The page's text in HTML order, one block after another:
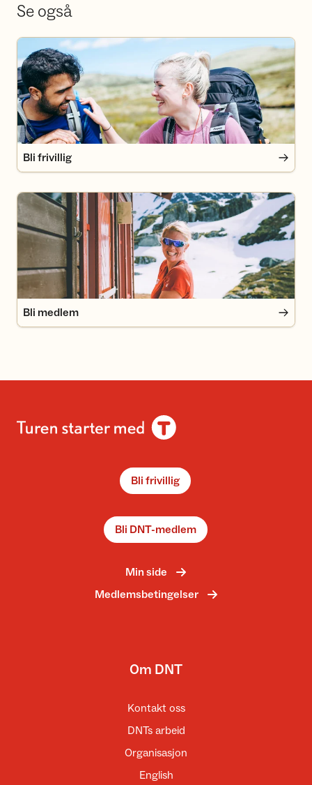
Se også
Bli frivillig
Bli frivillig
Bli medlem
Bli medlem
Bli frivillig
Bli DNT-medlem
Min side
Medlemsbetingelser
Om DNT
Kontakt oss
DNTs arbeid
Organisasjon
English